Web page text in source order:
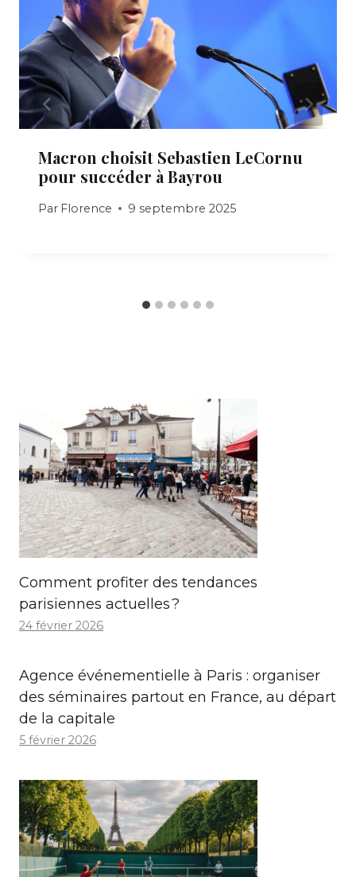
Macron choisit Sebastien LeCornu
pour succéder à Bayrou
Par Florence 9 septembre 2025
Comment profiter des tendances
parisiennes actuelles ?
24 février 2026
Agence événementielle à Paris : organiser
des séminaires partout en France, au départ
de la capitale
5 février 2026